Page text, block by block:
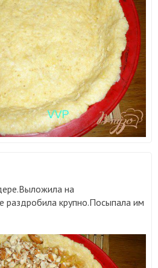
на
раздробила крупно.Посыпала им